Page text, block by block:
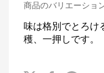
商品のバリエーショ
味は格別でとろけ
穫、一押しです。